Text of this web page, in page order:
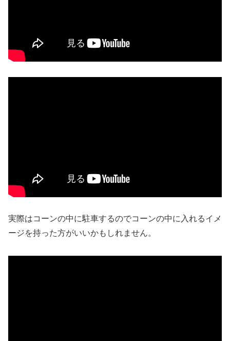
実際はコーンの中に駐車するのでコーンの中に入れるイメ
ージを持った方がいいかもしれません。